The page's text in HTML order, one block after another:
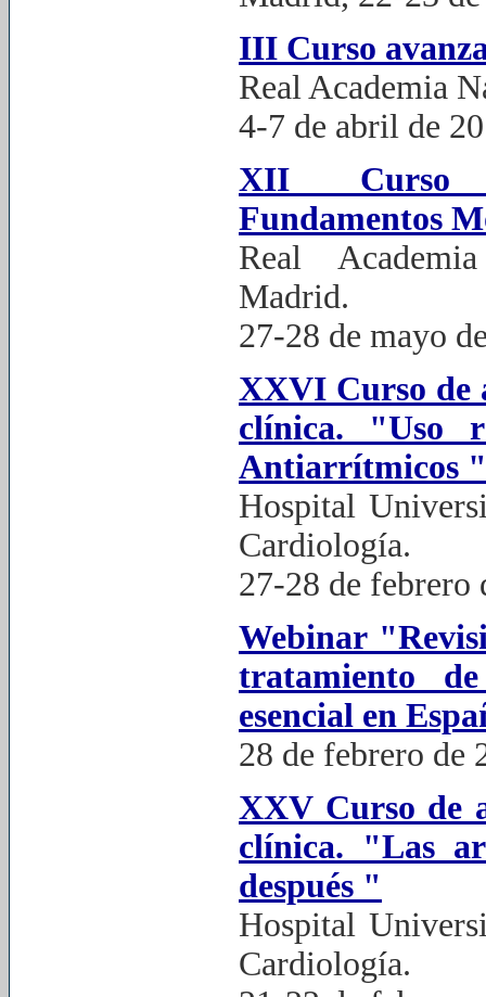
III Curso
Real Academia
4-7 de abril de
XII Curso
Fundamentos
Real
Madrid.
27-28 de mayo
XXVI Curso de
clínica. "Uso
Antiarrítmicos "
Hospital
Cardiología.
27-28 de febrero
Webinar
tratamiento
esencial en
28 de febrero de
XXV Curso de
clínica. "Las
después "
Hospital
Cardiología.